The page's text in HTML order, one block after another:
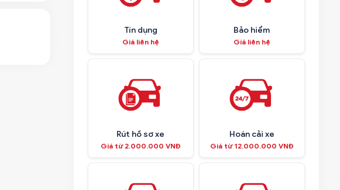
Tín dụng
Giá liên hệ
Bảo hiểm
Giá liên hệ
Rút hồ sơ xe
Giá từ 2.000.000 VNĐ
Hoán cải xe
Giá từ 12.000.000 VNĐ